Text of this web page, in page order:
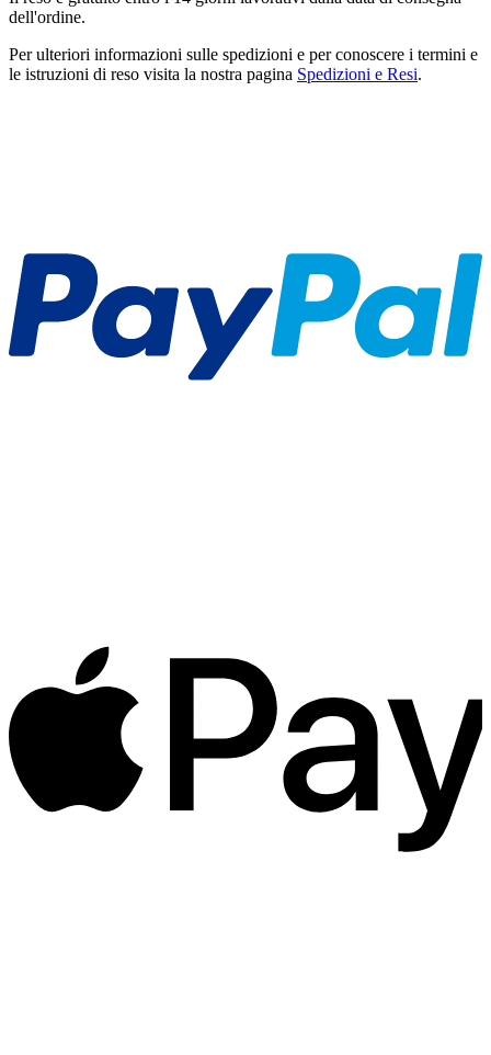
dell'ordine.
Per ulteriori informazioni sulle spedizioni e per conoscere i termini e
le istruzioni di reso visita la nostra pagina Spedizioni e Resi.